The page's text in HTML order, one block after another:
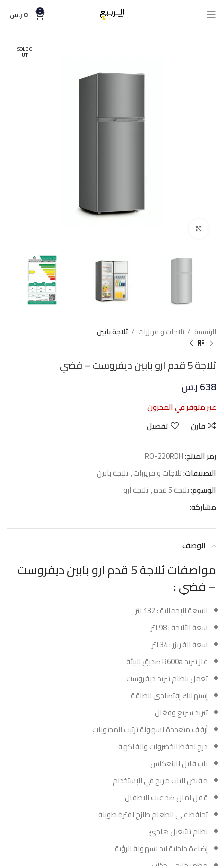
0
0 ر.س
SOLD O
UT
الرئيسية ثلاجات و فريزرات ثلاجة بابين
ثلاجة 5 قدم ارو بابين ديفروست – فضي
638ر.س
غير متوفر في المخزون
قارن
تفضيل
رمز المنتج:RO-220RDH
التصنيفات:ثلاجات و فريزرات,ثلاجة بابين
الوسوم:ثلاجة 5 قدم ,ثلاجة ارو
مشاركة:
الوصف
مواصفات ثلاجة 5 قدم ارو بابين ديفروست
– فضي :
السعة الإجمالية : 132 لتر
سعة الثلاجة : 98 لتر
سعة الفريزر : 34 لتر
غاز تبريد R600a صديق للبيئة
تعمل بنظام تبريد ديفروست
إستهلاك إقتصادي للطاقة
تبريد سريع وفعّال
أرفف متعددة لسهولة ترتيب المحتويات
درج لحفظ الخضروات والفاكهة
باب قابل للانعكاس
مقبض للباب مريح في الإستخدام
قفل امان ضد عبث الاطفال
تحافظ على الطعام طازج لفترة طويلة
نظام تشغيل هادئ
إضاءة داخلية ليد لسهولة الرؤية